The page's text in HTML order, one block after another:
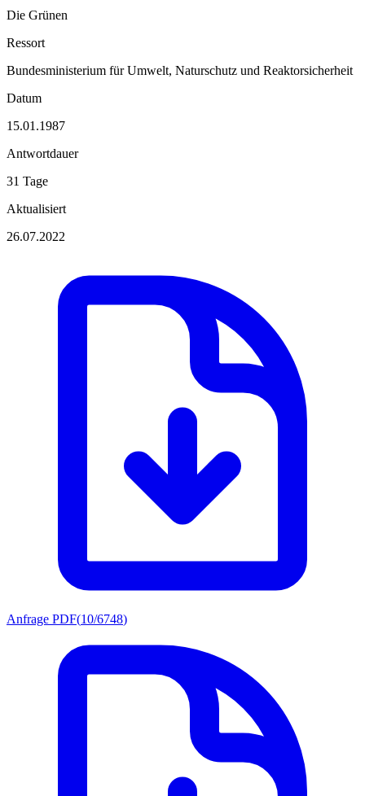
Die Grünen
Ressort
Bundesministerium für Umwelt, Naturschutz und Reaktorsicherheit
Datum
15.01.1987
Antwortdauer
31 Tage
Aktualisiert
26.07.2022
Anfrage PDF(10/6748)